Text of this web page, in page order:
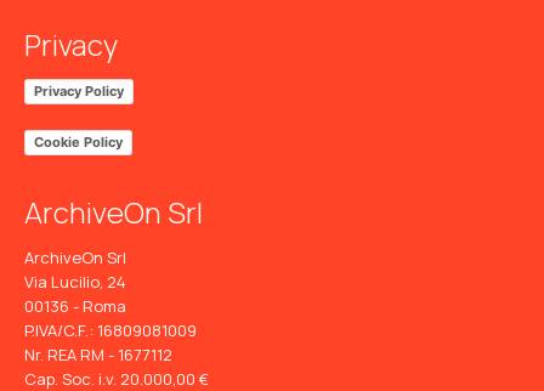
Privacy
Privacy Policy
Cookie Policy
ArchiveOn Srl
ArchiveOn Srl
Via Lucilio, 24
00136 - Roma
P.IVA/C.F.: 16809081009
Nr. REA RM - 1677112
Cap. Soc. i.v. 20.000,00 €